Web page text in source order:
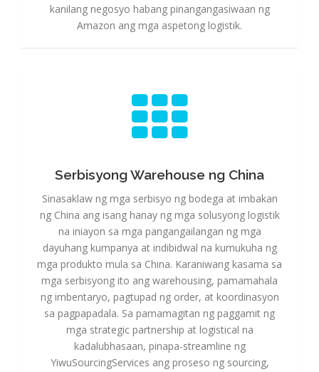
kanilang negosyo habang pinangangasiwaan ng
Amazon ang mga aspetong logistik.
Serbisyong Warehouse ng China
Serbisyong Warehouse ng China
Sinasaklaw ng mga serbisyo ng bodega at imbakan
ng China ang isang hanay ng mga solusyong logistik
na iniayon sa mga pangangailangan ng mga
dayuhang kumpanya at indibidwal na kumukuha ng
mga produkto mula sa China. Karaniwang kasama sa
mga serbisyong ito ang warehousing, pamamahala
ng imbentaryo, pagtupad ng order, at koordinasyon
sa pagpapadala. Sa pamamagitan ng paggamit ng
mga strategic partnership at logistical na
kadalubhasaan, pinapa-streamline ng
YiwuSourcingServices ang proseso ng sourcing,